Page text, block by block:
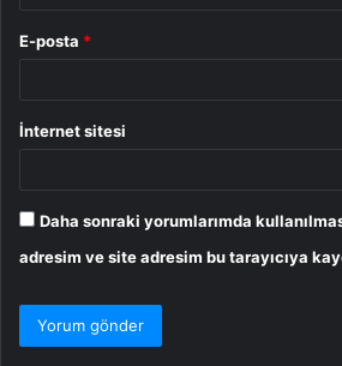
E-posta *
İnternet sitesi
Daha sonraki yorumlarımda
adresim ve site adresim bu tarayıcıya